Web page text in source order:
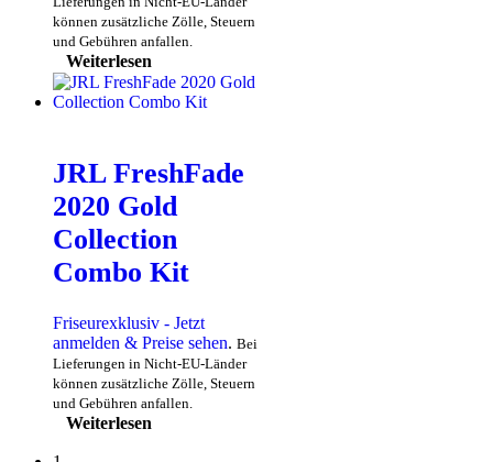
können zusätzliche Zölle, Steuern
und Gebühren anfallen.
Weiterlesen
JRL FreshFade
2020 Gold
Collection
Combo Kit
Friseurexklusiv - Jetzt
anmelden & Preise sehen. Bei
Lieferungen in Nicht-EU-Länder
können zusätzliche Zölle, Steuern
und Gebühren anfallen.
Weiterlesen